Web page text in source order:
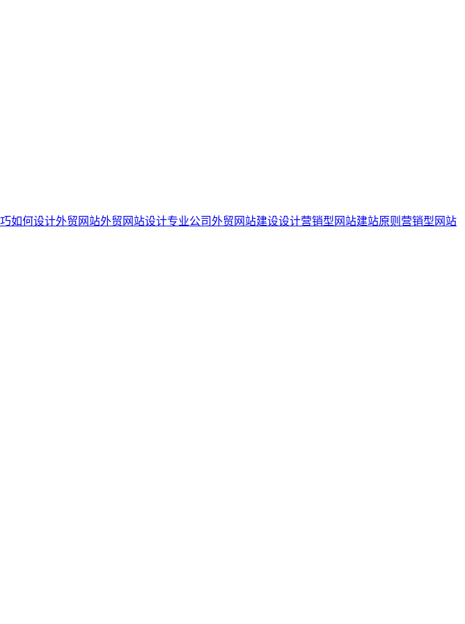
如何设计外贸网站外贸网站设计专业公司外贸网站建设设计营销型网站建站原则 营销型网站